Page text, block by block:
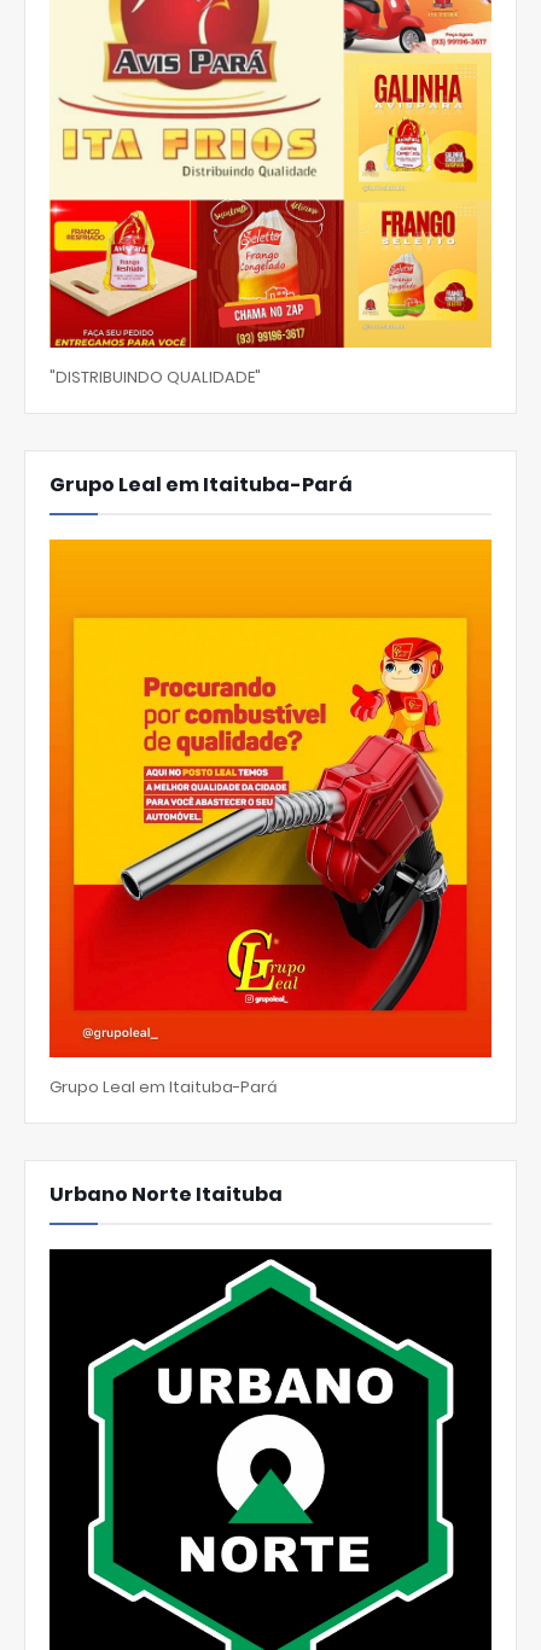
"DISTRIBUINDO QUALIDADE"
Grupo Leal em Itaituba-Pará
Grupo Leal em Itaituba-Pará
Urbano Norte Itaituba